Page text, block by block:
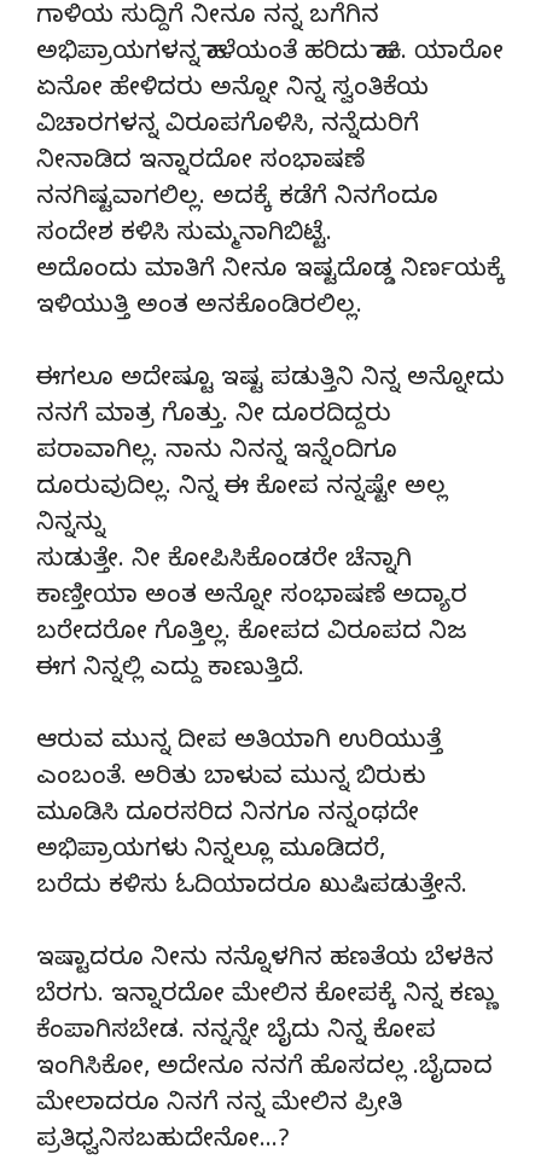
ಗಾಳಿಯ ಸುದ್ದಿಗೆ ನೀನೂ ನನ್ನ ಬಗೆಗಿನ
ಅಭಿಪ್ರಾಯಗಳನ್ನ ಹಾಳೆಯಂತೆ ಹರಿದು ಹಾಕಿ. ಯಾರೋ
ಏನೋ ಹೇಳಿದರು ಅನ್ನೋ ನಿನ್ನ ಸ್ವಂತಿಕೆಯ
ವಿಚಾರಗಳನ್ನ ವಿರೂಪಗೊಳಿಸಿ, ನನ್ನೆದುರಿಗೆ
ನೀನಾಡಿದ ಇನ್ನಾರದೋ ಸಂಭಾಷಣೆ
ನನಗಿಷ್ಟವಾಗಲಿಲ್ಲ. ಅದಕ್ಕೆ ಕಡೆಗೆ ನಿನಗೆಂದೂ
ಸಂದೇಶ ಕಳಿಸಿ ಸುಮ್ಮನಾಗಿಬಿಟ್ಟೆ.
ಅದೊಂದು ಮಾತಿಗೆ ನೀನೂ ಇಷ್ಟದೊಡ್ಡ ನಿರ್ಣಯಕ್ಕೆ
ಇಳಿಯುತ್ತಿ ಅಂತ ಅನಕೊಂಡಿರಲಿಲ್ಲ.
ಈಗಲೂ ಅದೇಷ್ಟೂ ಇಷ್ಟ ಪಡುತ್ತಿನಿ ನಿನ್ನ ಅನ್ನೋದು
ನನಗೆ ಮಾತ್ರ ಗೊತ್ತು. ನೀ ದೂರದಿದ್ದರು
ಪರಾವಾಗಿಲ್ಲ. ನಾನು ನಿನನ್ನ ಇನ್ನೆಂದಿಗೂ
ದೂರುವುದಿಲ್ಲ. ನಿನ್ನ ಈ ಕೋಪ ನನ್ನಷ್ಟೇ ಅಲ್ಲ
ನಿನ್ನನ್ನು
ಸುಡುತ್ತೇ. ನೀ ಕೋಪಿಸಿಕೊಂಡರೇ ಚೆನ್ನಾಗಿ
ಕಾಣ್ತೀಯಾ ಅಂತ ಅನ್ನೋ ಸಂಭಾಷಣೆ ಅದ್ಯಾರ
ಬರೇದರೋ ಗೊತ್ತಿಲ್ಲ. ಕೋಪದ ವಿರೂಪದ ನಿಜ
ಈಗ ನಿನ್ನಲ್ಲಿ ಎದ್ದು ಕಾಣುತ್ತಿದೆ.
ಆರುವ ಮುನ್ನ ದೀಪ ಅತಿಯಾಗಿ ಉರಿಯುತ್ತೆ
ಎಂಬಂತೆ. ಅರಿತು ಬಾಳುವ ಮುನ್ನ ಬಿರುಕು
ಮೂಡಿಸಿ ದೂರಸರಿದ ನಿನಗೂ ನನ್ನಂಥದೇ
ಅಭಿಪ್ರಾಯಗಳು ನಿನ್ನಲ್ಲೂ ಮೂಡಿದರೆ,
ಬರೆದು ಕಳಿಸು ಓದಿಯಾದರೂ ಖುಷಿಪಡುತ್ತೇನೆ.
ಇಷ್ಟಾದರೂ ನೀನು ನನ್ನೊಳಗಿನ ಹಣತೆಯ ಬೆಳಕಿನ
ಬೆರಗು. ಇನ್ನಾರದೋ ಮೇಲಿನ ಕೋಪಕ್ಕೆ ನಿನ್ನ ಕಣ್ಣು
ಕೆಂಪಾಗಿಸಬೇಡ. ನನ್ನನ್ನೇ ಬೈದು ನಿನ್ನ ಕೋಪ
ಇಂಗಿಸಿಕೋ, ಅದೇನೂ ನನಗೆ ಹೊಸದಲ್ಲ .ಬೈದಾದ
ಮೇಲಾದರೂ ನಿನಗೆ ನನ್ನ ಮೇಲಿನ ಪ್ರೀತಿ
ಪ್ರತಿಧ್ವನಿಸಬಹುದೇನೋ…?